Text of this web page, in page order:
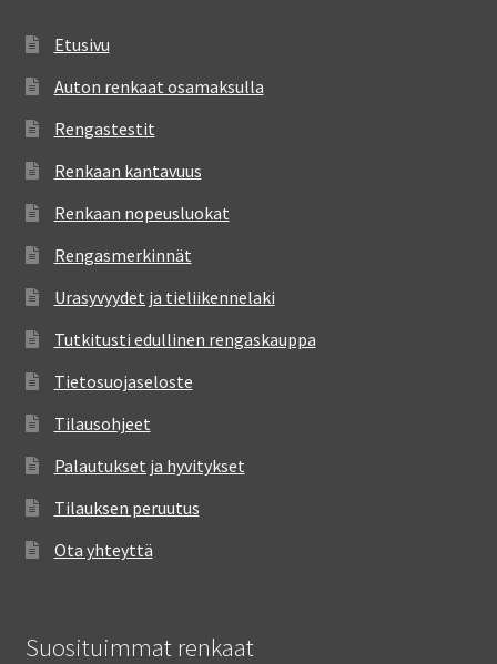
Etusivu
Auton renkaat osamaksulla
Rengastestit
Renkaan kantavuus
Renkaan nopeusluokat
Rengasmerkinnät
Urasyvyydet ja tieliikennelaki
Tutkitusti edullinen rengaskauppa
Tietosuojaseloste
Tilausohjeet
Palautukset ja hyvitykset
Tilauksen peruutus
Ota yhteyttä
Suosituimmat renkaat